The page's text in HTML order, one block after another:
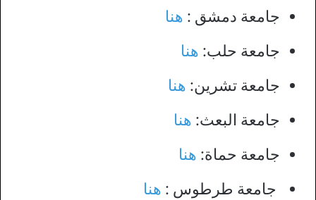
جامعة دمشق : هنا
جامعة حلب: هنا
جامعة تشرين: هنا
جامعة البعث: هنا
جامعة حماة: هنا
جامعة طرطوس : هنا